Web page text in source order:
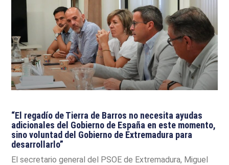
“El regadío de Tierra de Barros no necesita ayudas
adicionales del Gobierno de España en este momento,
sino voluntad del Gobierno de Extremadura para
desarrollarlo”
El secretario general del PSOE de Extremadura, Miguel